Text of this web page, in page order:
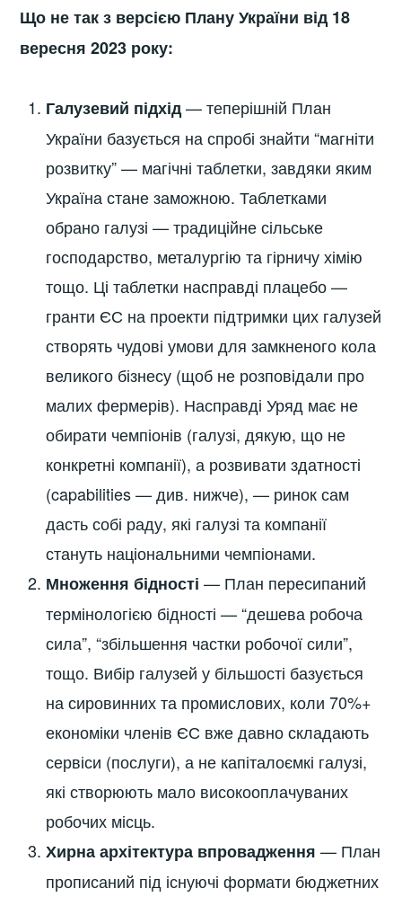
Що не так з версією Плану України від 18
вересня 2023 року:
Галузевий підхід— теперішній План
України базується на спробі знайти “магніти
розвитку” — магічні таблетки, завдяки яким
Україна стане заможною. Таблетками
обрано галузі — традиційне сільське
господарство, металургію та гірничу хімію
тощо. Ці таблетки насправді плацебо —
гранти ЄС на проекти підтримки цих галузей
створять чудові умови для замкненого кола
великого бізнесу (щоб не розповідали про
малих фермерів). Насправді Уряд має не
обирати чемпіонів (галузі, дякую, що не
конкретні компанії), а розвивати здатності
(capabilities — див. нижче), — ринок сам
дасть собі раду, які галузі та компанії
стануть національними чемпіонами.
Множення бідності— План пересипаний
термінологією бідності — “дешева робоча
сила”, “збільшення частки робочої сили”,
тощо. Вибір галузей у більшості базується
на сировинних та промислових, коли 70%+
економіки членів ЄС вже давно складають
сервіси (послуги), а не капіталоємкі галузі,
які створюють мало високооплачуваних
робочих місць.
Хирна архітектура впровадження — План
прописаний під існуючі формати бюджетних